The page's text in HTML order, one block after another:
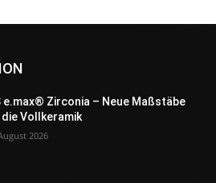
e.max® Zirconia – Neue Maßstäbe
Vollkeramik
2026